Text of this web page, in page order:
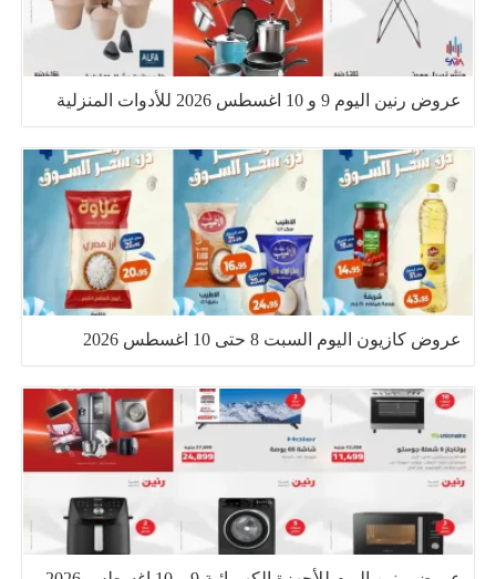
عروض رنين اليوم 9 و 10 اغسطس 2026 للأدوات المنزلية
عروض كازيون اليوم السبت 8 حتى 10 اغسطس 2026